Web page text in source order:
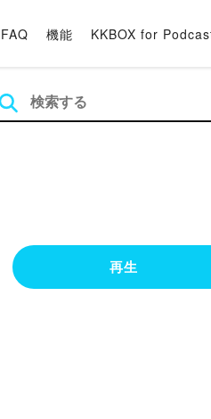
FAQ 機能 KKBOX for
再生